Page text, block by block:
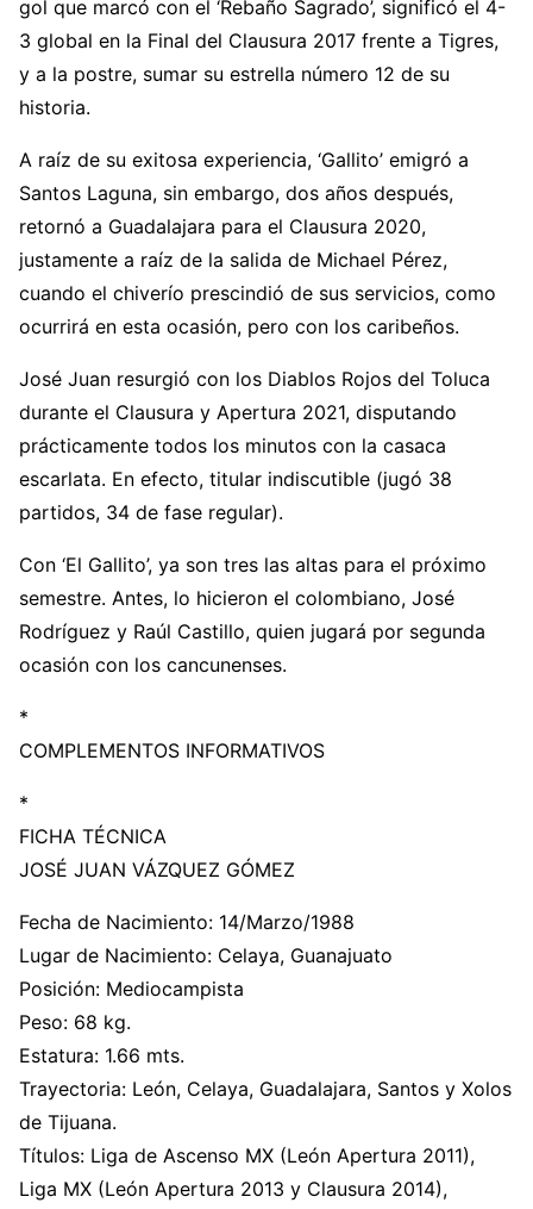
gol que marcó con el ‘Rebaño Sagrado’, significó el 4-
3 global en la Final del Clausura 2017 frente a Tigres,
y a la postre, sumar su estrella número 12 de su
historia.
A raíz de su exitosa experiencia, ‘Gallito’ emigró a
Santos Laguna, sin embargo, dos años después,
retornó a Guadalajara para el Clausura 2020,
justamente a raíz de la salida de Michael Pérez,
cuando el chiverío prescindió de sus servicios, como
ocurrirá en esta ocasión, pero con los caribeños.
José Juan resurgió con los Diablos Rojos del Toluca
durante el Clausura y Apertura 2021, disputando
prácticamente todos los minutos con la casaca
escarlata. En efecto, titular indiscutible (jugó 38
partidos, 34 de fase regular).
Con ‘El Gallito’, ya son tres las altas para el próximo
semestre. Antes, lo hicieron el colombiano, José
Rodríguez y Raúl Castillo, quien jugará por segunda
ocasión con los cancunenses.
*
COMPLEMENTOS INFORMATIVOS
*
FICHA TÉCNICA
JOSÉ JUAN VÁZQUEZ GÓMEZ
Fecha de Nacimiento: 14/Marzo/1988
Lugar de Nacimiento: Celaya, Guanajuato
Posición: Mediocampista
Peso: 68 kg.
Estatura: 1.66 mts.
Trayectoria: León, Celaya, Guadalajara, Santos y Xolos
de Tijuana.
Títulos: Liga de Ascenso MX (León Apertura 2011),
Liga MX (León Apertura 2013 y Clausura 2014),